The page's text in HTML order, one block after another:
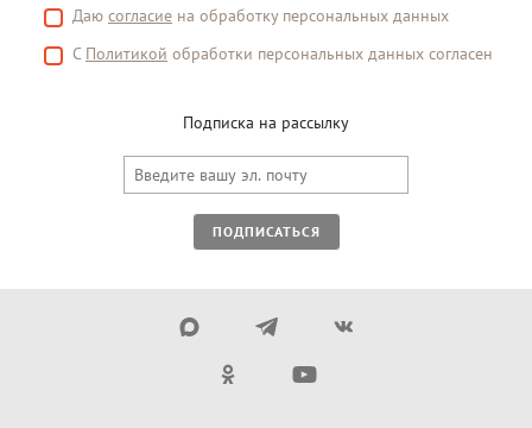
Даю согласие на обработку персональных данных
С Политикой обработки персональных данных согласен
Подписка на рассылку
ПОДПИСАТЬСЯ